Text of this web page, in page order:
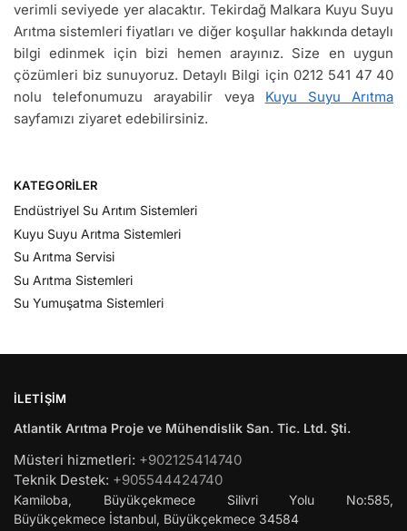
verimli seviyede yer alacaktır. Tekirdağ Malkara Kuyu Suyu
Arıtma sistemleri fiyatları ve diğer koşullar hakkında detaylı
bilgi edinmek için bizi hemen arayınız. Size en uygun
çözümleri biz sunuyoruz. Detaylı Bilgi için 0212 541 47 40
nolu telefonumuzu arayabilir veya Kuyu Suyu Arıtma
sayfamızı ziyaret edebilirsiniz.
KATEGORILER
Endüstriyel Su Arıtım Sistemleri
Kuyu Suyu Arıtma Sistemleri
Su Arıtma Servisi
Su Arıtma Sistemleri
Su Yumuşatma Sistemleri
İLETIŞIM
Atlantik Arıtma Proje ve Mühendislik San. Tic. Ltd. Şti.
Müsteri hizmetleri: +902125414740
Teknik Destek: +905544424740
Kamiloba, Büyükçekmece Silivri Yolu No:585,
Büyükçekmece İstanbul, Büyükçekmece 34584